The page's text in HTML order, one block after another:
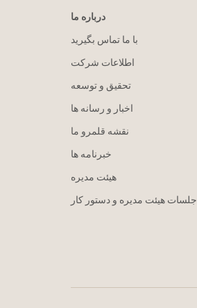
درباره ما
با ما تماس بگیرید
اطلاعات شرکت
تحقیق و توسعه
اخبار و رسانه ها
نقشه قلمرو ما
خبرنامه ها
هيئت مدیره
جلسات هیئت مدیره و دستور کار